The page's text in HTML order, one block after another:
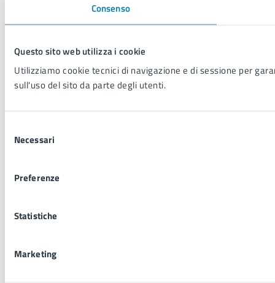
Consenso
Questo sito web utilizza i cookie
Utilizziamo cookie tecnici di navigazione e di sessione per
sull'uso del sito da parte degli utenti.
delNecessari
Preferenze
Statistiche
Marketing